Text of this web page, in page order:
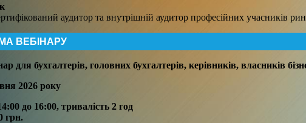
аудитор та внутрішній аудитор професійних учасників
ВЕБІНАРУ
для бухгалтерів, головних бухгалтерів, керівників, власників
2026 року
до 16:00, тривалість 2 год
грн.